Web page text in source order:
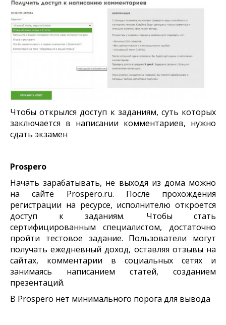
Чтобы открылся доступ к заданиям, суть которых
заключается в написании комментариев, нужно
сдать экзамен
Prospero
Начать зарабатывать, не выходя из дома можно
на сайте Prospero.ru. После прохождения
регистрации на ресурсе, исполнителю откроется
доступ к заданиям. Чтобы стать
сертифицированным специалистом, достаточно
пройти тестовое задание. Пользователи могут
получать ежедневный доход, оставляя отзывы на
сайтах, комментарии в социальных сетях и
занимаясь написанием статей, созданием
презентаций.
В Prospero нет минимального порога для вывода